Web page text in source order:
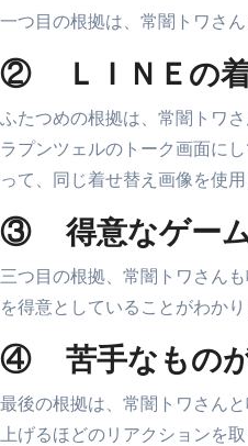
一つ目の根拠は、常闇トワさ
② ＬＩＮＥの着
ふたつめの根拠は、常闇トワ
ラプンツェルのトーク画面に
って、同じ着せ替え画像を使
③ 得意なゲーム
三つ目の根拠、常闇トワさん
を得意としていることがわか
④ 苦手なもの
最後の根拠は、常闇トワさん
上げるほどのリアクションを